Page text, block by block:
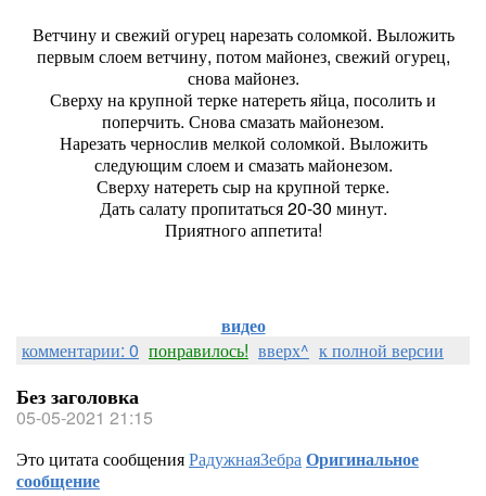
Ветчину и свежий огурец нарезать соломкой. Выложить
первым слоем ветчину, потом майонез, свежий огурец,
снова майонез.
Сверху на крупной терке натереть яйца, посолить и
поперчить. Снова смазать майонезом.
Нарезать чернослив мелкой соломкой. Выложить
следующим слоем и смазать майонезом.
Сверху натереть сыр на крупной терке.
Дать салату пропитаться 20-30 минут.
Приятного аппетита!
видео
комментарии: 0 понравилось! вверх^ к полной версии
Без заголовка
05-05-2021 21:15
Это цитата сообщенияРадужнаяЗебраОригинальное
сообщение